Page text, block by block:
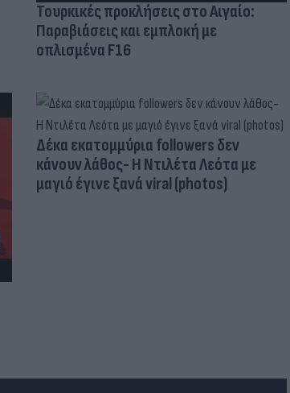
Τουρκικές προκλήσεις στο Αιγαίο:
Παραβιάσεις και εμπλοκή με
οπλισμένα F16
Δέκα εκατομμύρια followers δεν
κάνουν λάθος- Η Ντιλέτα Λεότα με
μαγιό έγινε ξανά viral (photos)